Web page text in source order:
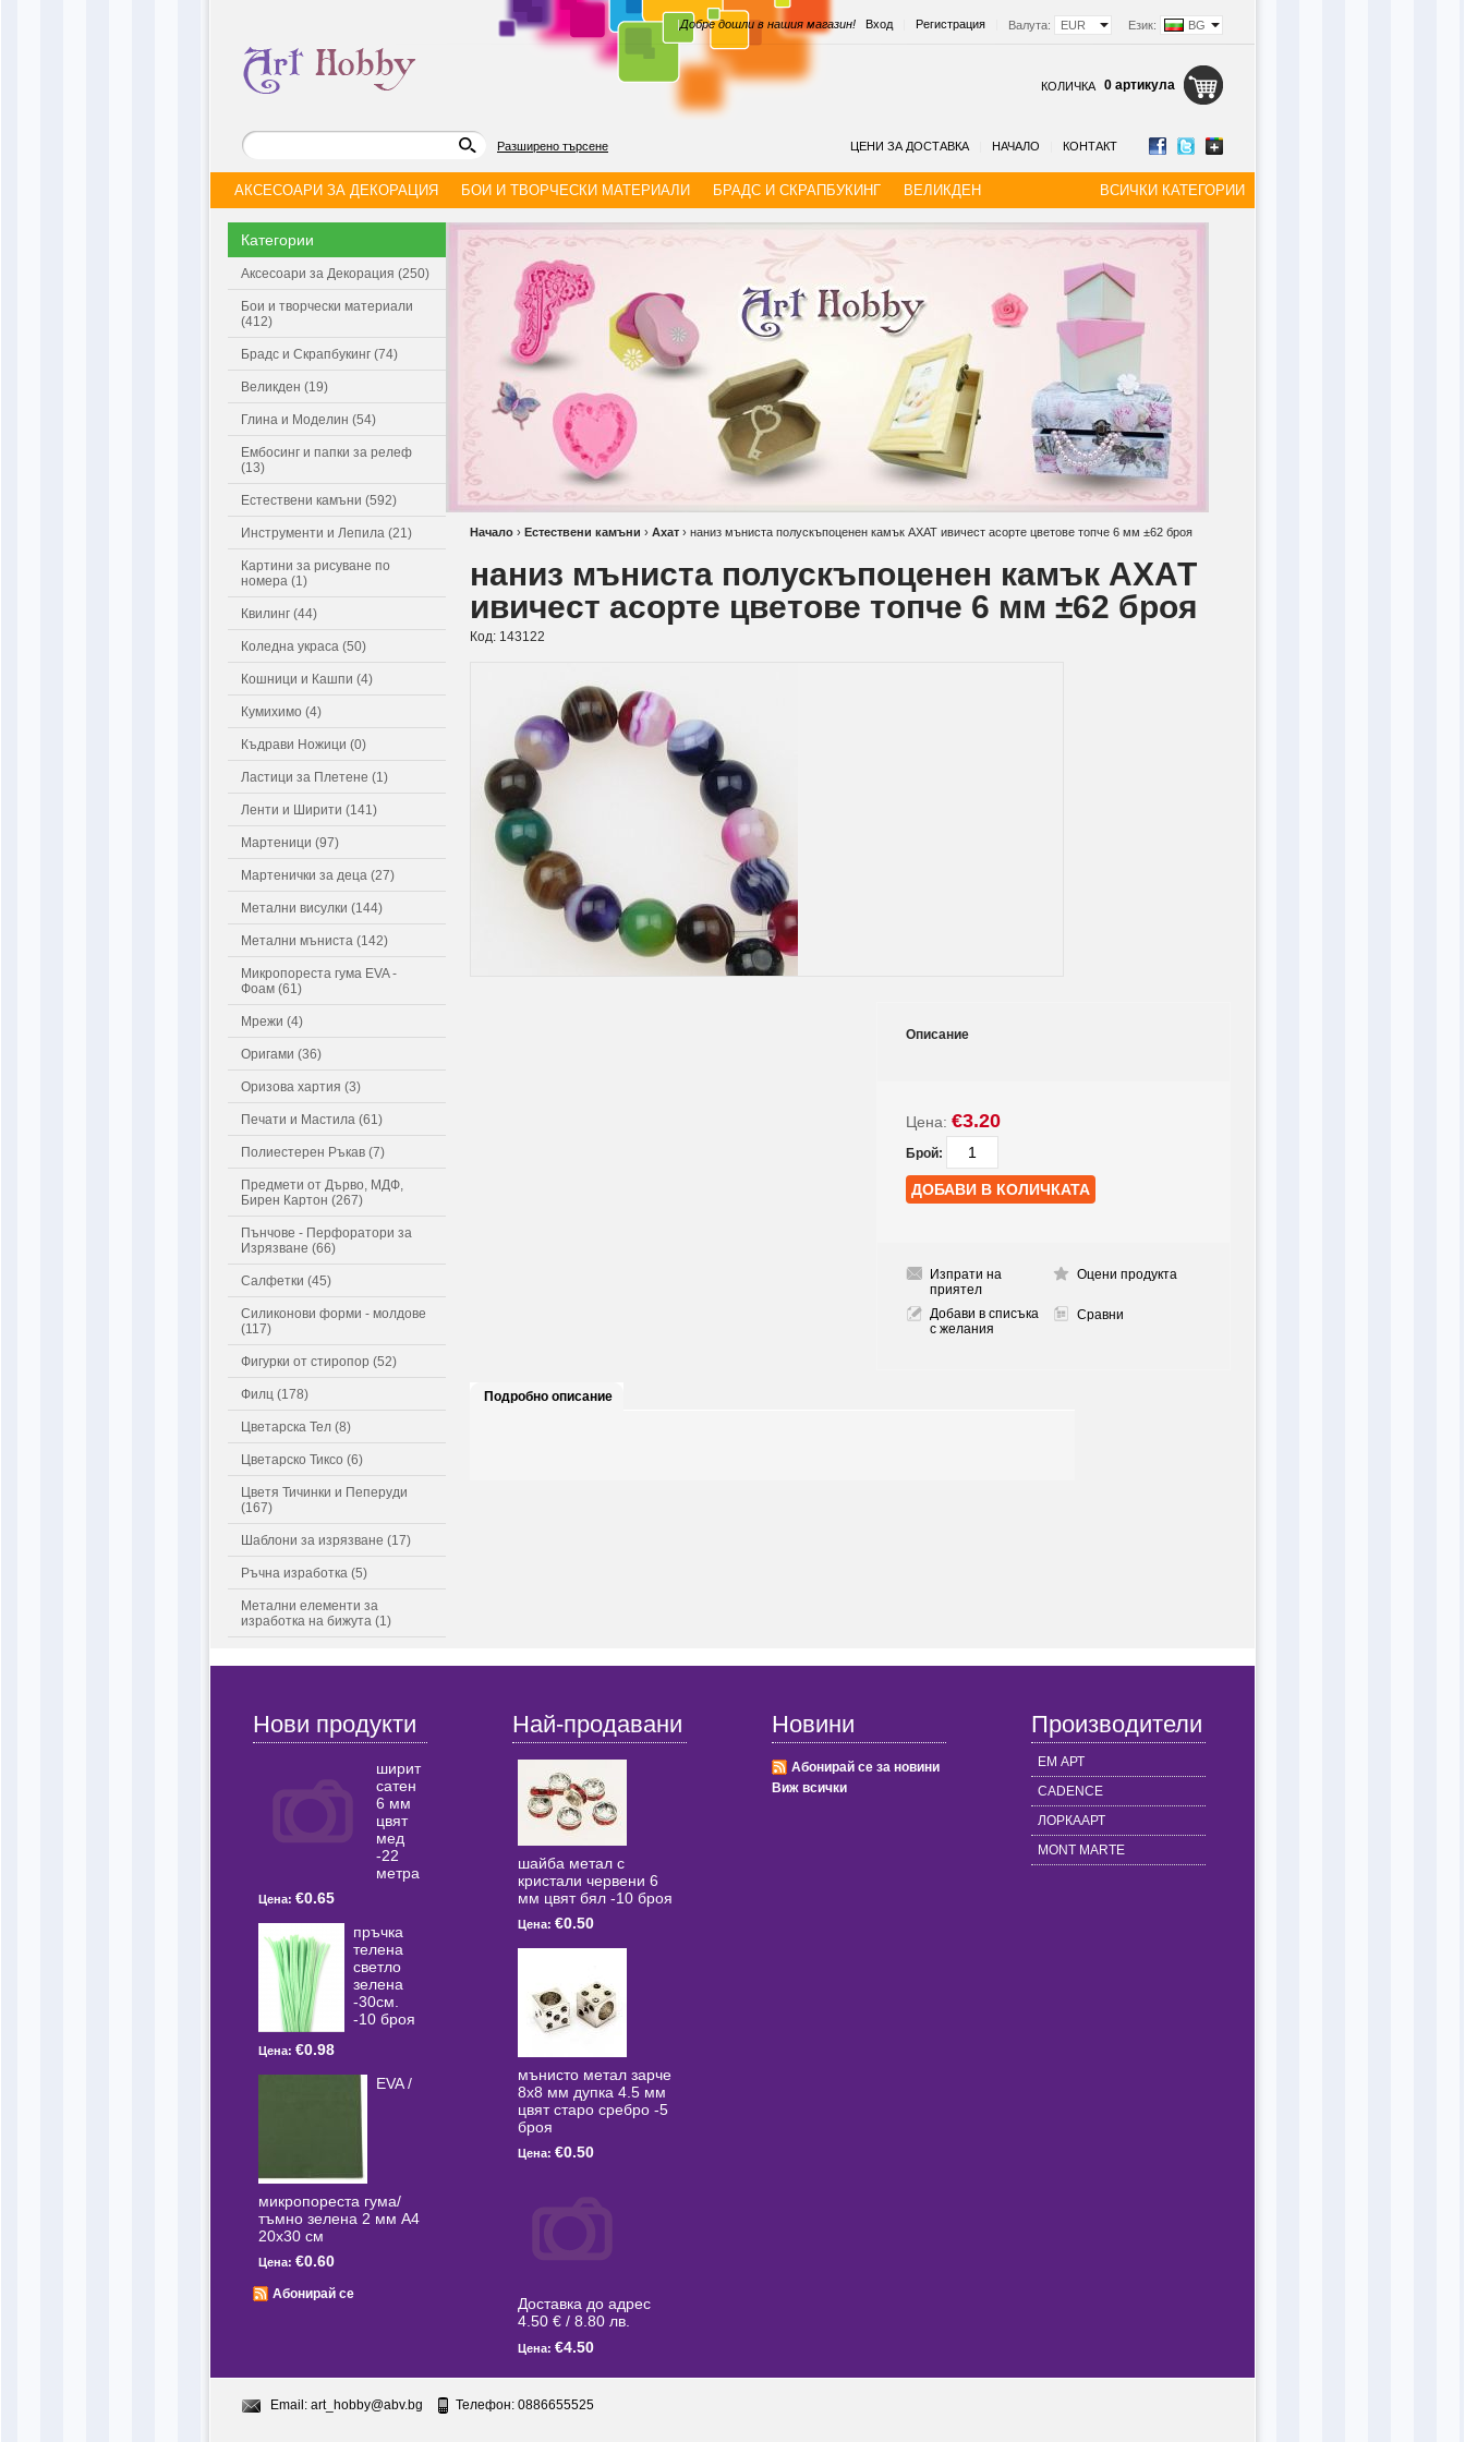
Език: BG
Валута: EUR
Вход Регистрация
Добре дошли в нашия магазин!
|
КОЛИЧКА 0 артикула
Разширено търсене ЦЕНИ ЗА ДОСТАВКА НАЧАЛО КОНТАКТ
АКСЕСОАРИ ЗА ДЕКОРАЦИЯ БОИ И ТВОРЧЕСКИ МАТЕРИАЛИ БРАДС И СКРАПБУКИНГ ВЕЛИКДЕН ВСИЧКИ КАТЕГОРИИ
Категории
Аксесоари за Декорация (250)
Бои и творчески материали
(412)
Брадс и Скрапбукинг (74)
Великден (19)
Глина и Моделин (54)
Ембосинг и папки за релеф
(13)
Естествени камъни (592)
Инструменти и Лепила (21)
Картини за рисуване по
номера (1)
Квилинг (44)
Коледна украса (50)
Кошници и Кашпи (4)
Кумихимо (4)
Къдрави Ножици (0)
Ластици за Плетене (1)
Ленти и Ширити (141)
Мартеници (97)
Мартенички за деца (27)
Метални висулки (144)
Метални мъниста (142)
Микропореста гума EVA -
Фоам (61)
Мрежи (4)
Оригами (36)
Оризова хартия (3)
Печати и Мастила (61)
Полиестерен Ръкав (7)
Предмети от Дърво, МДФ,
Бирен Картон (267)
Пънчове - Перфоратори за
Изрязване (66)
Салфетки (45)
Силиконови форми - молдове
(117)
Фигурки от стиропор (52)
Филц (178)
Цветарска Тел (8)
Цветарско Тиксо (6)
Цветя Тичинки и Пеперуди
(167)
Шаблони за изрязване (17)
Ръчна изработка (5)
Метални елементи за
изработка на бижута (1)
Начало › Естествени камъни › Ахат › наниз мъниста полускъпоценен камък АХАТ ивичест асорте цветове топче 6 мм ±62 броя
наниз мъниста полускъпоценен камък АХАТ
ивичест асорте цветове топче 6 мм ±62 броя
Код: 143122
Описание
Цена: €3.20
Брой:
Изпрати на
приятел
Оцени продукта
Добави в списъка
с желания
Сравни
Подробно описание
Нови продукти
ширит
сатен
6 мм
цвят
мед
-22
метра
Цена: €0.65
пръчка
телена
светлo
зелена
-30см.
-10 броя
Цена: €0.98
EVA /
микропореста гума/
тъмно зелена 2 мм А4
20x30 см
Цена: €0.60
Абонирай се
Най-продавани
шайба метал с
кристали червени 6
мм цвят бял -10 броя
Цена: €0.50
мънисто метал зарче
8x8 мм дупка 4.5 мм
цвят старо сребро -5
броя
Цена: €0.50
Доставка до адрес
4.50 € / 8.80 лв.
Цена: €4.50
Новини
Абонирай се за новини
Виж всички
Производители
ЕМ АРТ
CADENCE
ЛОРКААРТ
MONT MARTE
Email: art_hobby@abv.bg Телефон: 0886655525